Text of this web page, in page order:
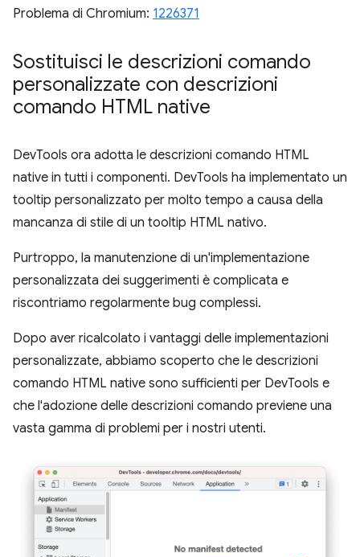
Problema di Chromium: 1226371
Sostituisci le descrizioni comando
personalizzate con descrizioni
comando HTML native
DevTools ora adotta le descrizioni comando HTML
native in tutti i componenti. DevTools ha implementato un
tooltip personalizzato per molto tempo a causa della
mancanza di stile di un tooltip HTML nativo.
Purtroppo, la manutenzione di un'implementazione
personalizzata dei suggerimenti è complicata e
riscontriamo regolarmente bug complessi.
Dopo aver ricalcolato i vantaggi delle implementazioni
personalizzate, abbiamo scoperto che le descrizioni
comando HTML native sono sufficienti per DevTools e
che l'adozione delle descrizioni comando previene una
vasta gamma di problemi per i nostri utenti.